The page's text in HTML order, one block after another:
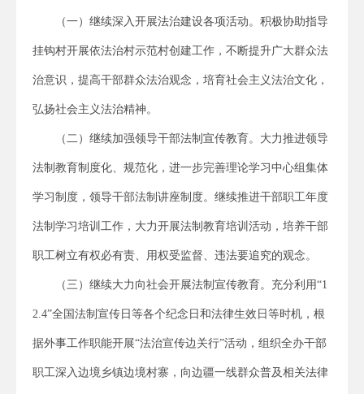
（一）继续深入开展法治建设各项活动。积极协助指导
挂钩村开展依法治村示范村创建工作，不断提升广大群众法
治意识，提高干部群众法治观念，培育社会主义法治文化，
弘扬社会主义法治精神。
（二）继续加强领导干部法制宣传教育。大力推进领导
法制教育制度化、规范化，进一步完善理论学习中心组集体
学习制度，领导干部法制讲座制度。继续推进干部职工年度
法制学习培训工作，大力开展法制教育培训活动，培养干部
职工树立有权必有责、用权受监督、违法要追究的观念。
（三）继续大力向社会开展法制宣传教育。充分利用“1
2.4”全国法制宣传日等各个纪念日和法律生效日等时机，根
据外事工作职能开展“法治宣传边关行”活动，组织全办干部
职工深入边境乡镇边境村寨，向边疆一线群众普及相关法律